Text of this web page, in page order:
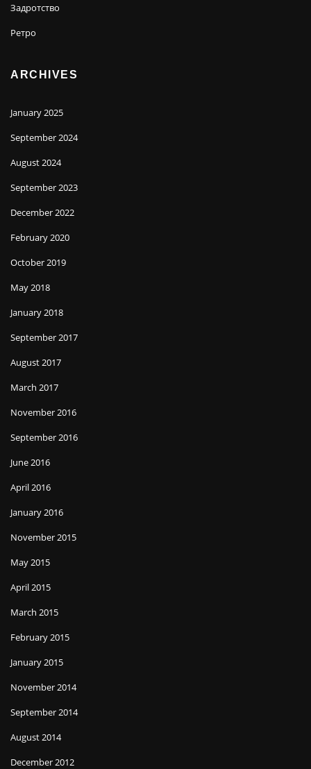
Задротство
Ретро
ARCHIVES
January 2025
September 2024
August 2024
September 2023
December 2022
February 2020
October 2019
May 2018
January 2018
September 2017
August 2017
March 2017
November 2016
September 2016
June 2016
April 2016
January 2016
November 2015
May 2015
April 2015
March 2015
February 2015
January 2015
November 2014
September 2014
August 2014
December 2012